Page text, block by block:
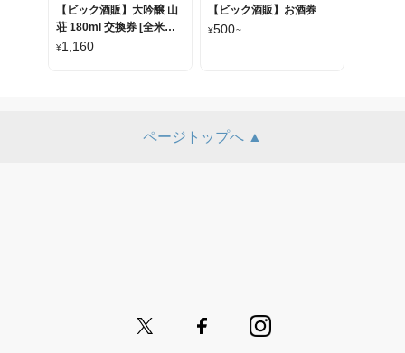
【ビック酒販】大吟醸 山
荘 180ml 交換券 [全米日
本酒歓評会 グランプリ受
¥1,160
【ビック酒販】お酒券
¥500~
ページトップへ ▲